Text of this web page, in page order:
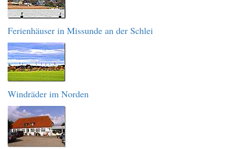
Ferienhäuser in Missunde an der Schlei
Windräder im Norden